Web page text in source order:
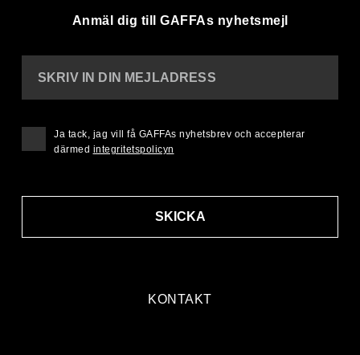
Anmäl dig till GAFFAs nyhetsmejl
KONTAKT
SKRIV IN DIN MEJLADRESS
SKICKA
Ja tack, jag vill få GAFFAs nyhetsbrev och accepterar
därmed integritetspolicyn